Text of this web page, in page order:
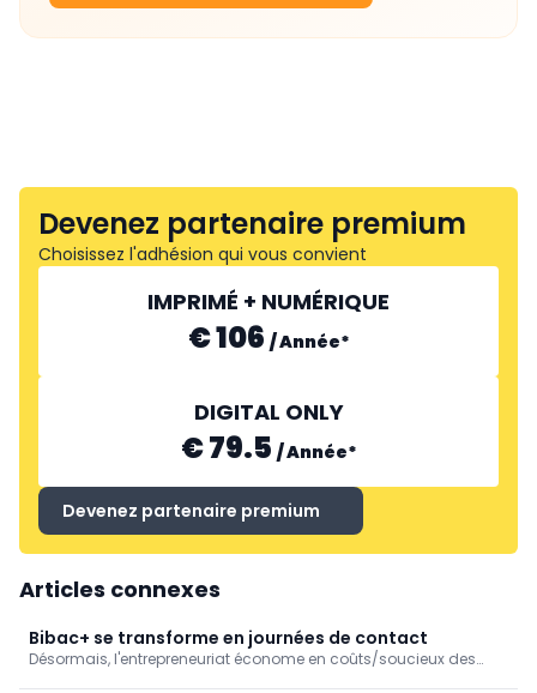
Devenez partenaire premium
Choisissez l'adhésion qui vous convient
IMPRIMÉ + NUMÉRIQUE
€ 106 /Année*
DIGITAL ONLY
€ 79.5 /Année*
Devenez partenaire premium
Articles connexes
Bibac+ se transforme en journées de contact
Désormais, l'entrepreneuriat économe en coûts/soucieux des